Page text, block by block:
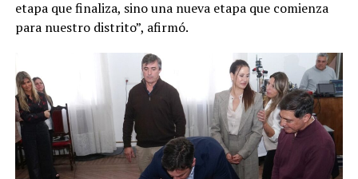
etapa que finaliza, sino una nueva etapa que comienza
para nuestro distrito”, afirmó.